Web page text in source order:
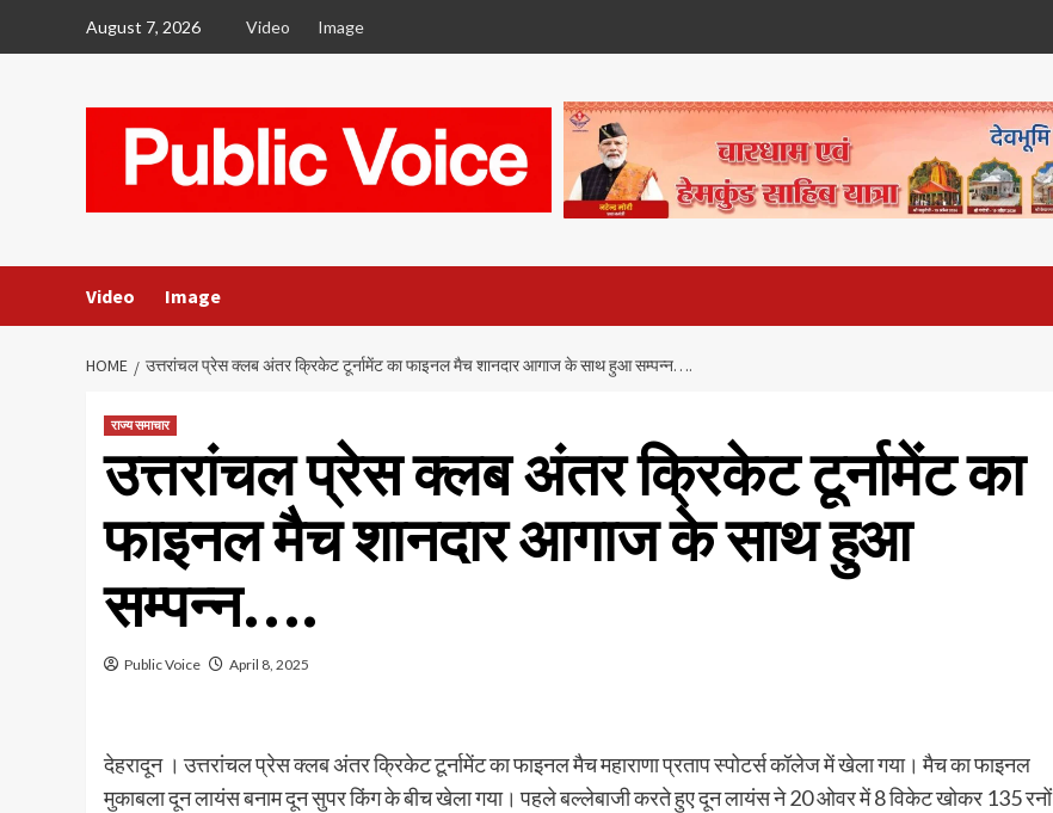
August 7, 2026 Video Image
Video Image
HOME उत्तरांचल प्रेस क्लब अंतर क्रिकेट टूर्नामेंट का फाइनल मैच शानदार आगाज के साथ हुआ सम्पन्न….
राज्य समाचार
उत्तरांचल प्रेस क्लब अंतर क्रिकेट टूर्नामेंट का
फाइनल मैच शानदार आगाज के साथ हुआ
सम्पन्न….
Public Voice April 8, 2025
देहरादून । उत्तरांचल प्रेस क्लब अंतर क्रिकेट टूर्नामेंट का फाइनल मैच महाराणा प्रताप स्पोटर्स कॉलेज में खेला गया। मैच का फाइनल
मुकाबला दून लायंस बनाम दून सुपर किंग के बीच खेला गया। पहले बल्लेबाजी करते हुए दून लायंस ने 20 ओवर में 8 विकेट खोकर 135 रनों